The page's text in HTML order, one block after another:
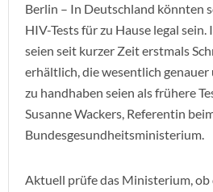
Berlin – In Deutschland könnten
HIV-Tests für zu Hause legal sein.
seien seit kurzer Zeit erstmals
erhältlich, die wesentlich genauer
zu handhaben seien als frühere
Susanne Wackers, Referentin
Bundesgesundheitsministerium.
Aktuell prüfe das Ministerium, ob